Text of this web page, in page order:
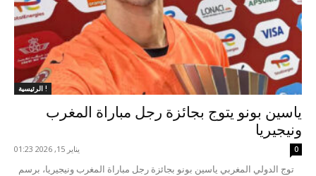
الرئيسية !
ياسين بونو يتوج بجائزة رجل مباراة المغرب
ونيجيريا
يناير 15, 2026 01:23 0